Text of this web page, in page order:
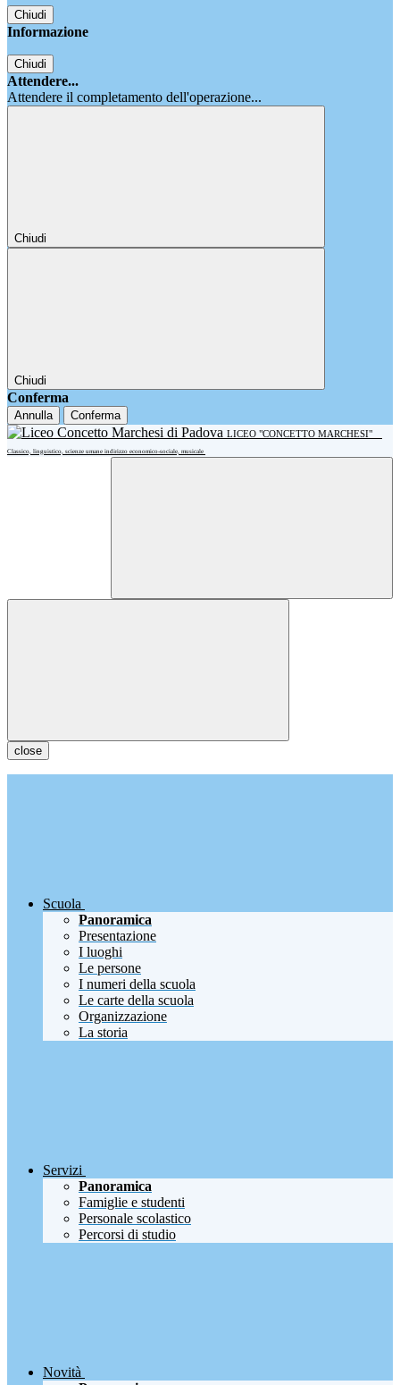
Chiudi
Informazione
Chiudi
Attendere...
Attendere il completamento dell'operazione...
Chiudi
Chiudi
Conferma
Annulla Conferma
LICEO "CONCETTO MARCHESI"
Classico, linguistico, scienze umane indirizzo economico-sociale, musicale
close
Scuola
Panoramica
Presentazione
I luoghi
Le persone
I numeri della scuola
Le carte della scuola
Organizzazione
La storia
Servizi
Panoramica
Famiglie e studenti
Personale scolastico
Percorsi di studio
Novità